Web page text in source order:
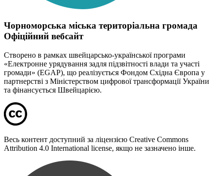
Чорноморська міська територіальна громада
Офіційний вебсайт
Створено в рамках швейцарсько-української програми
«Електронне урядування задля підзвітності влади та участі
громади» (EGAP), що реалізується Фондом Східна Європа у
партнерстві з Міністерством цифрової трансформації України
та фінансується Швейцарією.
Весь контент доступний за ліцензією Creative Commons
Attribution 4.0 International license, якщо не зазначено інше.